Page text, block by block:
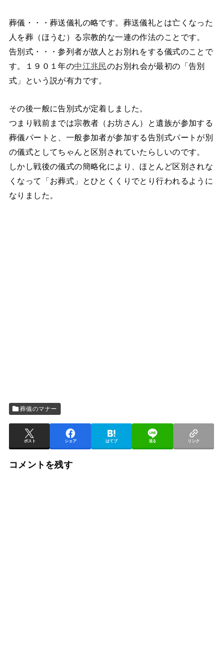
葬儀・・・葬送儀礼の略です。葬送儀礼とは亡くなった
人を葬（ほうむ）る宗教的な一連の作法のことです。
告別式・・・参列者が故人とお別れをする儀式のことで
す。１９０１年の中江兆民のお別れ会が最初の「告別
式」という説が有力です。
その後一般に告別式が定着しました。
つまり戦前までは宗教者（お坊さん）と遺族が参加する
葬儀パートと、一般参加者が参加する告別式パートが別
の儀式としてちゃんと区別されていたらしいのです。
しかし戦後の儀式の簡略化により、ほとんど区別されな
くなって「お葬式」とひとくくりでとり行われるように
なりました。
葬儀のマナー
ポスト シェア はてブ 送る リンク
コメントを残す